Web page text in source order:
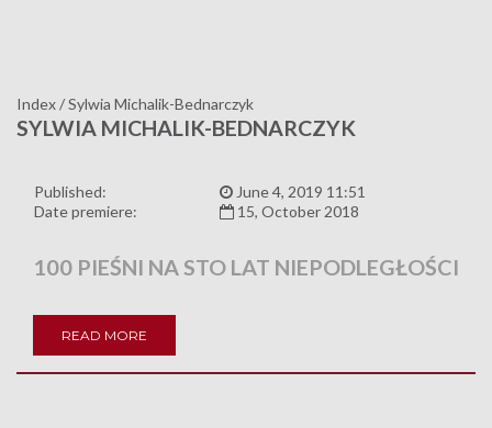
Index/Sylwia Michalik-Bednarczyk
SYLWIA MICHALIK-BEDNARCZYK
Published:
June 4, 2019 11:51
Date premiere:
15, October 2018
100 PIEŚNI NA STO LAT NIEPODLEGŁOŚCI
READ MORE